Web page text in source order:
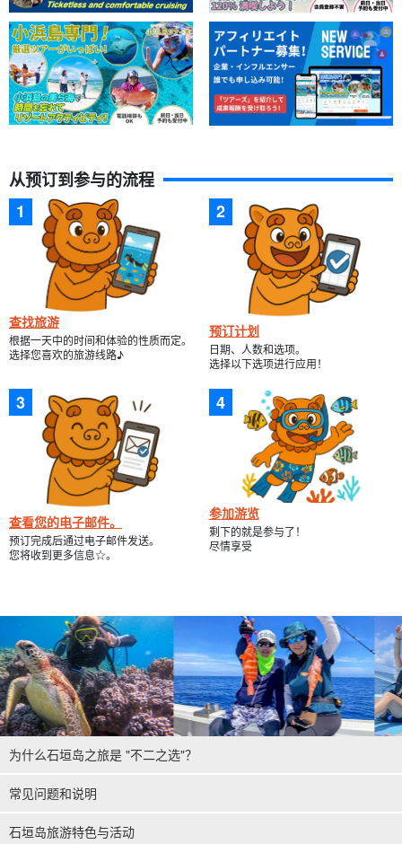
从预订到参与的流程
查找旅游
根据一天中的时间和体验的性质而定。
选择您喜欢的旅游线路♪
预订计划
日期、人数和选项。
选择以下选项进行应用！
查看您的电子邮件。
预订完成后通过电子邮件发送。
您将收到更多信息☆。
参加游览
剩下的就是参与了！
尽情享受
为什么石垣岛之旅是 "不二之选"？
常见问题和说明
石垣岛旅游特色与活动